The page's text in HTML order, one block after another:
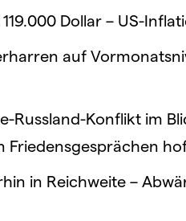
Dollar – US-
auf
Russland-Konflikt im
Friedensgesprächen
in Reichweite –